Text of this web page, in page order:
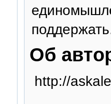
Об
http://